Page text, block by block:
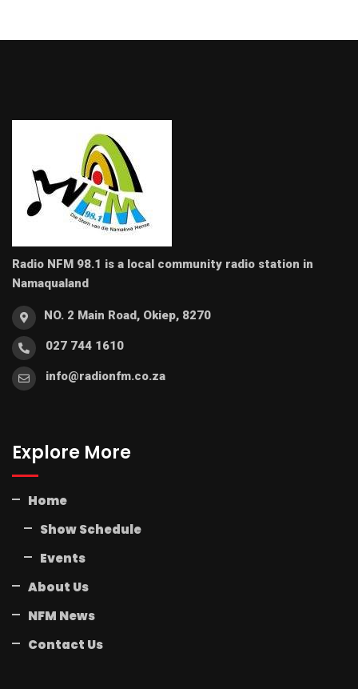
Radio NFM 98.1 is a local community radio station in
Namaqualand
NO. 2 Main Road, Okiep, 8270
027 744 1610
info@radionfm.co.za
Explore More
Home
Show Schedule
Events
About Us
NFM News
Contact Us